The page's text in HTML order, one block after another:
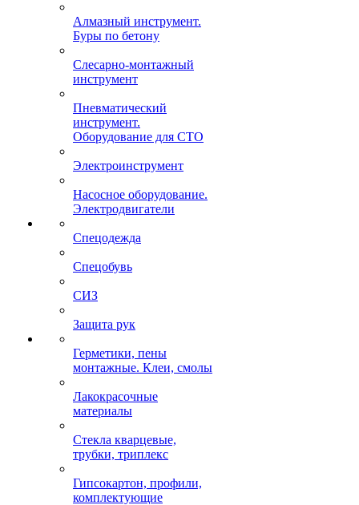
Алмазный инструмент.
Буры по бетону
Слесарно-монтажный
инструмент
Пневматический
инструмент.
Оборудование для СТО
Электроинструмент
Насосное оборудование.
Электродвигатели
Спецодежда
Спецобувь
СИЗ
Защита рук
Герметики, пены
монтажные. Клеи, смолы
Лакокрасочные
материалы
Стекла кварцевые,
трубки, триплекс
Гипсокартон, профили,
комплектующие